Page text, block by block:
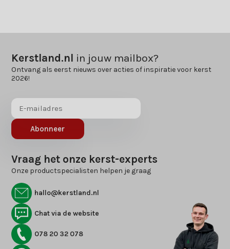
Kerstland.nl in jouw mailbox?
Ontvang als eerst nieuws over acties of inspiratie voor kerst
2026!
Abonneer
Vraag het onze kerst-experts
Onze productspecialisten helpen je graag
hallo@kerstland.nl
Chat via de website
078 20 32 078